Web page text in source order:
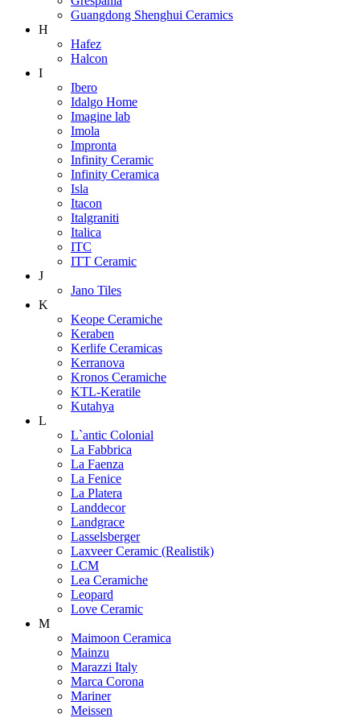
Guangdong Shenghui Ceramics
H
Hafez
Halcon
I
Ibero
Idalgo Home
Imagine lab
Imola
Impronta
Infinity Ceramic
Infinity Ceramica
Isla
Itacon
Italgraniti
Italica
ITC
ITT Ceramic
J
Jano Tiles
K
Keope Ceramiche
Keraben
Kerlife Ceramicas
Kerranova
Kronos Ceramiche
KTL-Keratile
Kutahya
L
L`antic Colonial
La Fabbrica
La Faenza
La Fenice
La Platera
Landdecor
Landgrace
Lasselsberger
Laxveer Ceramic (Realistik)
LCM
Lea Ceramiche
Leopard
Love Ceramic
M
Maimoon Ceramica
Mainzu
Marazzi Italy
Marca Corona
Mariner
Meissen